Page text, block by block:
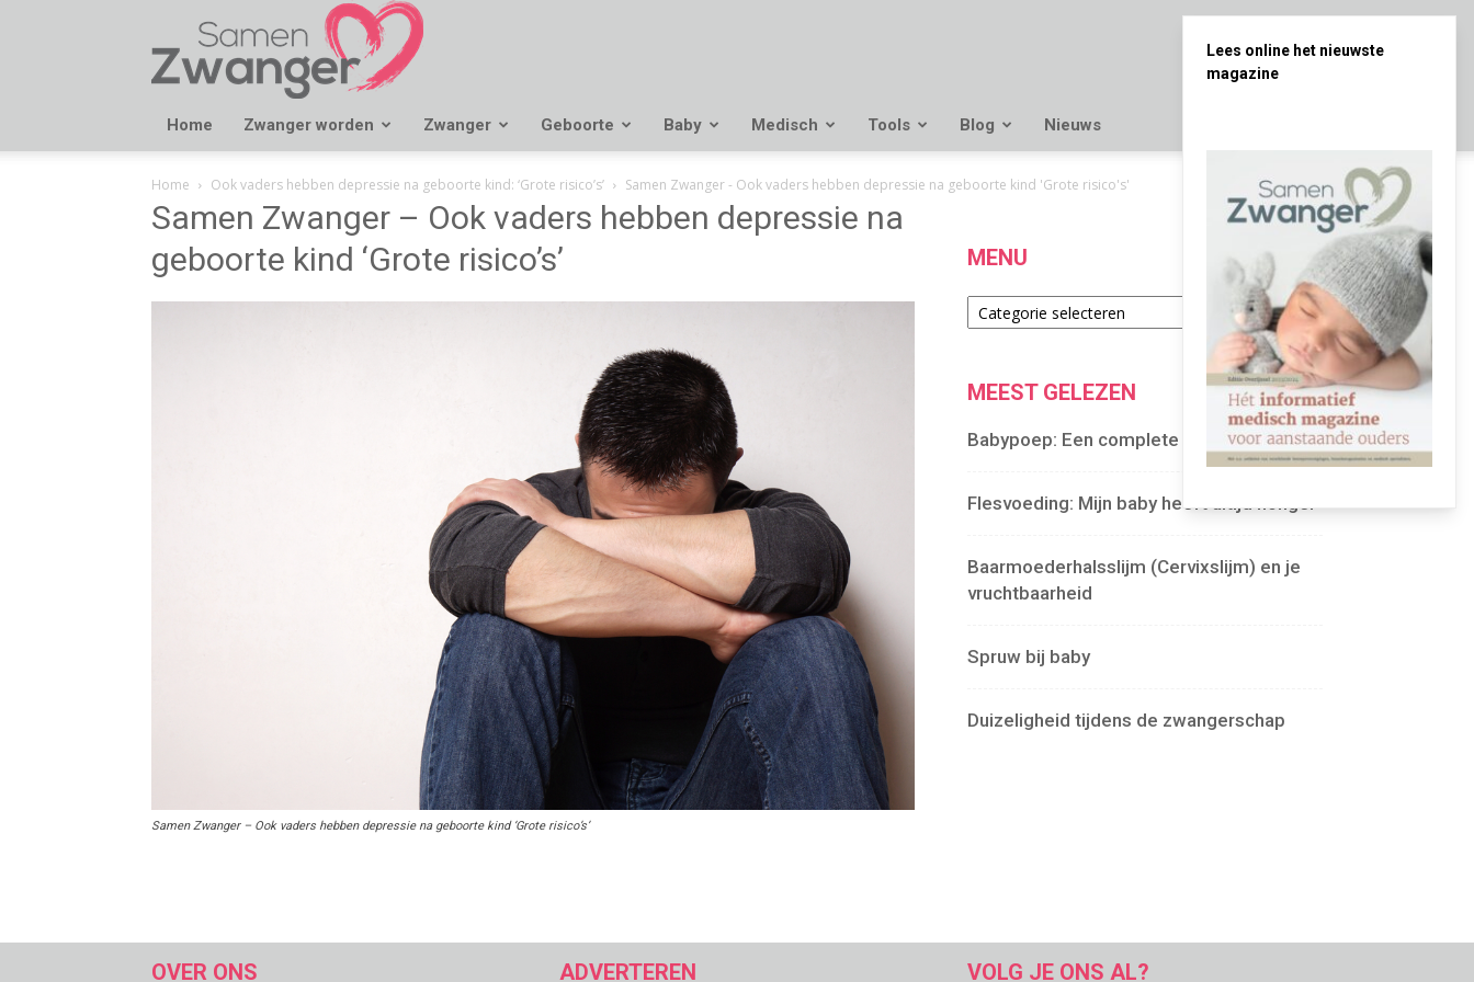
Samen
Zwanger
Home Zwanger worden Zwanger Geboorte Baby Medisch Tools Blog Nieuws
Home Ook vaders hebben depressie na geboorte kind: ‘Grote risico’s’ Samen Zwanger - Ook vaders hebben depressie na geboorte kind 'Grote risico's'
Samen Zwanger – Ook vaders hebben depressie na
geboorte kind ‘Grote risico’s’
Samen Zwanger – Ook vaders hebben depressie na geboorte kind ‘Grote risico’s’
MENU
Menu
MEEST GELEZEN
Babypoep: Een complete gids
Flesvoeding: Mijn baby heeft altijd honger
Baarmoederhalsslijm (Cervixslijm) en je
vruchtbaarheid
Spruw bij baby
Duizeligheid tijdens de zwangerschap
OVER ONS ADVERTEREN VOLG JE ONS AL?
Lees online het nieuwste
magazine